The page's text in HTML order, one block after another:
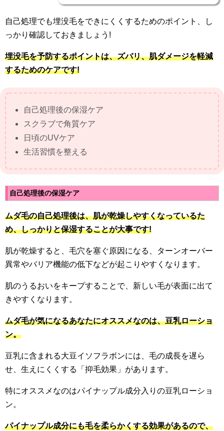
自己処理でも埋没毛をできにくくするためのポイント、し
っかり確認しておきましょう!
埋没毛を予防するポイントは、ズバリ、肌ダメージを軽減
するためのケアです!
自己処理後の保湿ケア
スクラブで角質ケア
日頃のUVケア
生活習慣を整える
自己処理後の保湿ケア
ムダ毛の自己処理後は、肌が乾燥しやすくなっているた
め、しっかりと保湿することが大事です!
肌が乾燥すると、毛穴を塞ぐ原因になる、ターンオーバー
異常やバリア機能の低下などが起こりやすくなります。
肌のうるおいをキープすることで、新しい毛が表面に出て
きやすくなります。
ムダ毛が気になるあなたにオススメなのは、豆乳ローショ
ン。
豆乳に含まれる大豆イソフラボンには、毛の成長を遅ら
せ、生えにくくする「抑毛効果」があります。
特にオススメなのはパイナップル成分入りの豆乳ローショ
ン。
パイナップル成分にも毛を柔らかくする効果があるので、